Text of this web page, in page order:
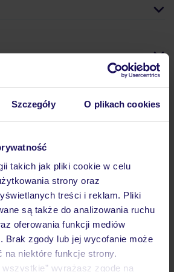
Szczegóły O plikach cookies
takich jak pliki cookie w celu
strony oraz
treści i reklam. Pliki
są także do analizowania ruchu
oferowania funkcji mediów
Brak zgody lub jej wycofanie może
na niektóre funkcje strony.
wszystkie” wyrażasz zgodę na
pytania
osobę zgłaszającą?
TUI?
gdzie otrzymam karty